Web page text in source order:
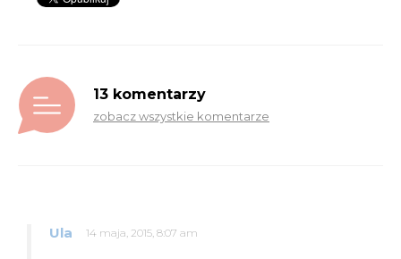
13 komentarzy
zobacz wszystkie komentarze
Ula 14 maja, 2015, 8:07 am